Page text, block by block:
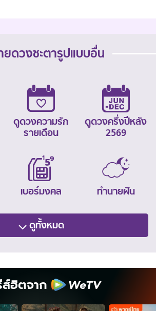
ยดวงชะตารูปแบบอื่น
ดูดวงความรัก
รายเดือน
ดูดวงครึ่งปีหลัง
2569
เบอร์มงคล ทำนายฝัน
ดูทั้งหมด
ฮิตจาก